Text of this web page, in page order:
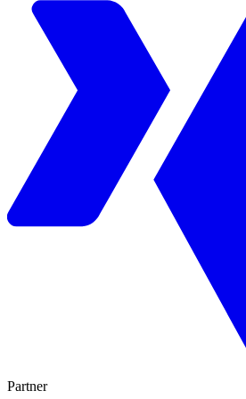
Partner